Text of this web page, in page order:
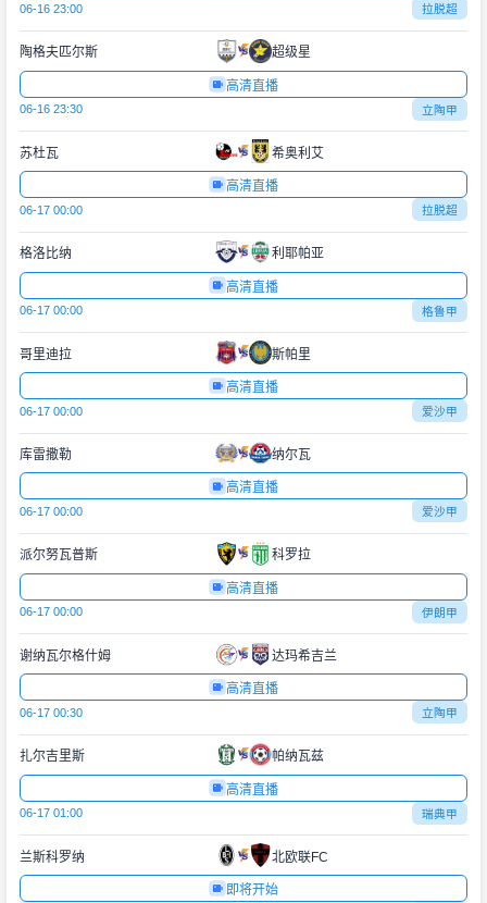
06-16 23:00 拉脱超
陶格夫匹尔斯 超级星
高清直播
06-16 23:30 立陶甲
苏杜瓦 希奥利艾
高清直播
06-17 00:00 拉脱超
格洛比纳 利耶帕亚
高清直播
06-17 00:00 格鲁甲
哥里迪拉 斯帕里
高清直播
06-17 00:00 爱沙甲
库雷撒勒 纳尔瓦
高清直播
06-17 00:00 爱沙甲
派尔努瓦普斯 科罗拉
高清直播
06-17 00:00 伊朗甲
谢纳瓦尔格什姆 达玛希吉兰
高清直播
06-17 00:30 立陶甲
扎尔吉里斯 帕纳瓦兹
高清直播
06-17 01:00 瑞典甲
兰斯科罗纳 北欧联FC
即将开始